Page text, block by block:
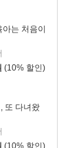
는 처음이
(10% 할인)
또 다녀왔
(10% 할인)